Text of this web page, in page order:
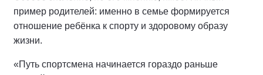
пример родителей: именно в семье формируется
отношение ребёнка к спорту и здоровому образу
жизни.
«Путь спортсмена начинается гораздо раньше